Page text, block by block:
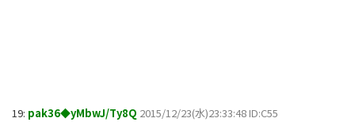
19: pak36◆yMbwJ/Ty8Q 2015/12/23(水)23:33:48 ID:C55